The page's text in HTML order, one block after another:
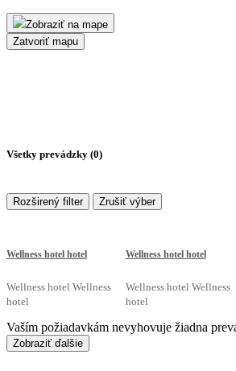
Zobraziť na mape
Zatvoriť mapu
Všetky prevádzky (0)
Rozširený filter Zrušiť výber
Wellness hotel hotel
Wellness hotel Wellness
hotel
Wellness hotel hotel
Wellness hotel Wellness
hotel
Vaším požiadavkám nevyhovuje žiadna
Zobraziť ďalšie